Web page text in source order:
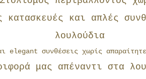
κατασκευές και απλές
λουλούδια
elegant συνθέσεις χωρίς
μας απέναντι στα